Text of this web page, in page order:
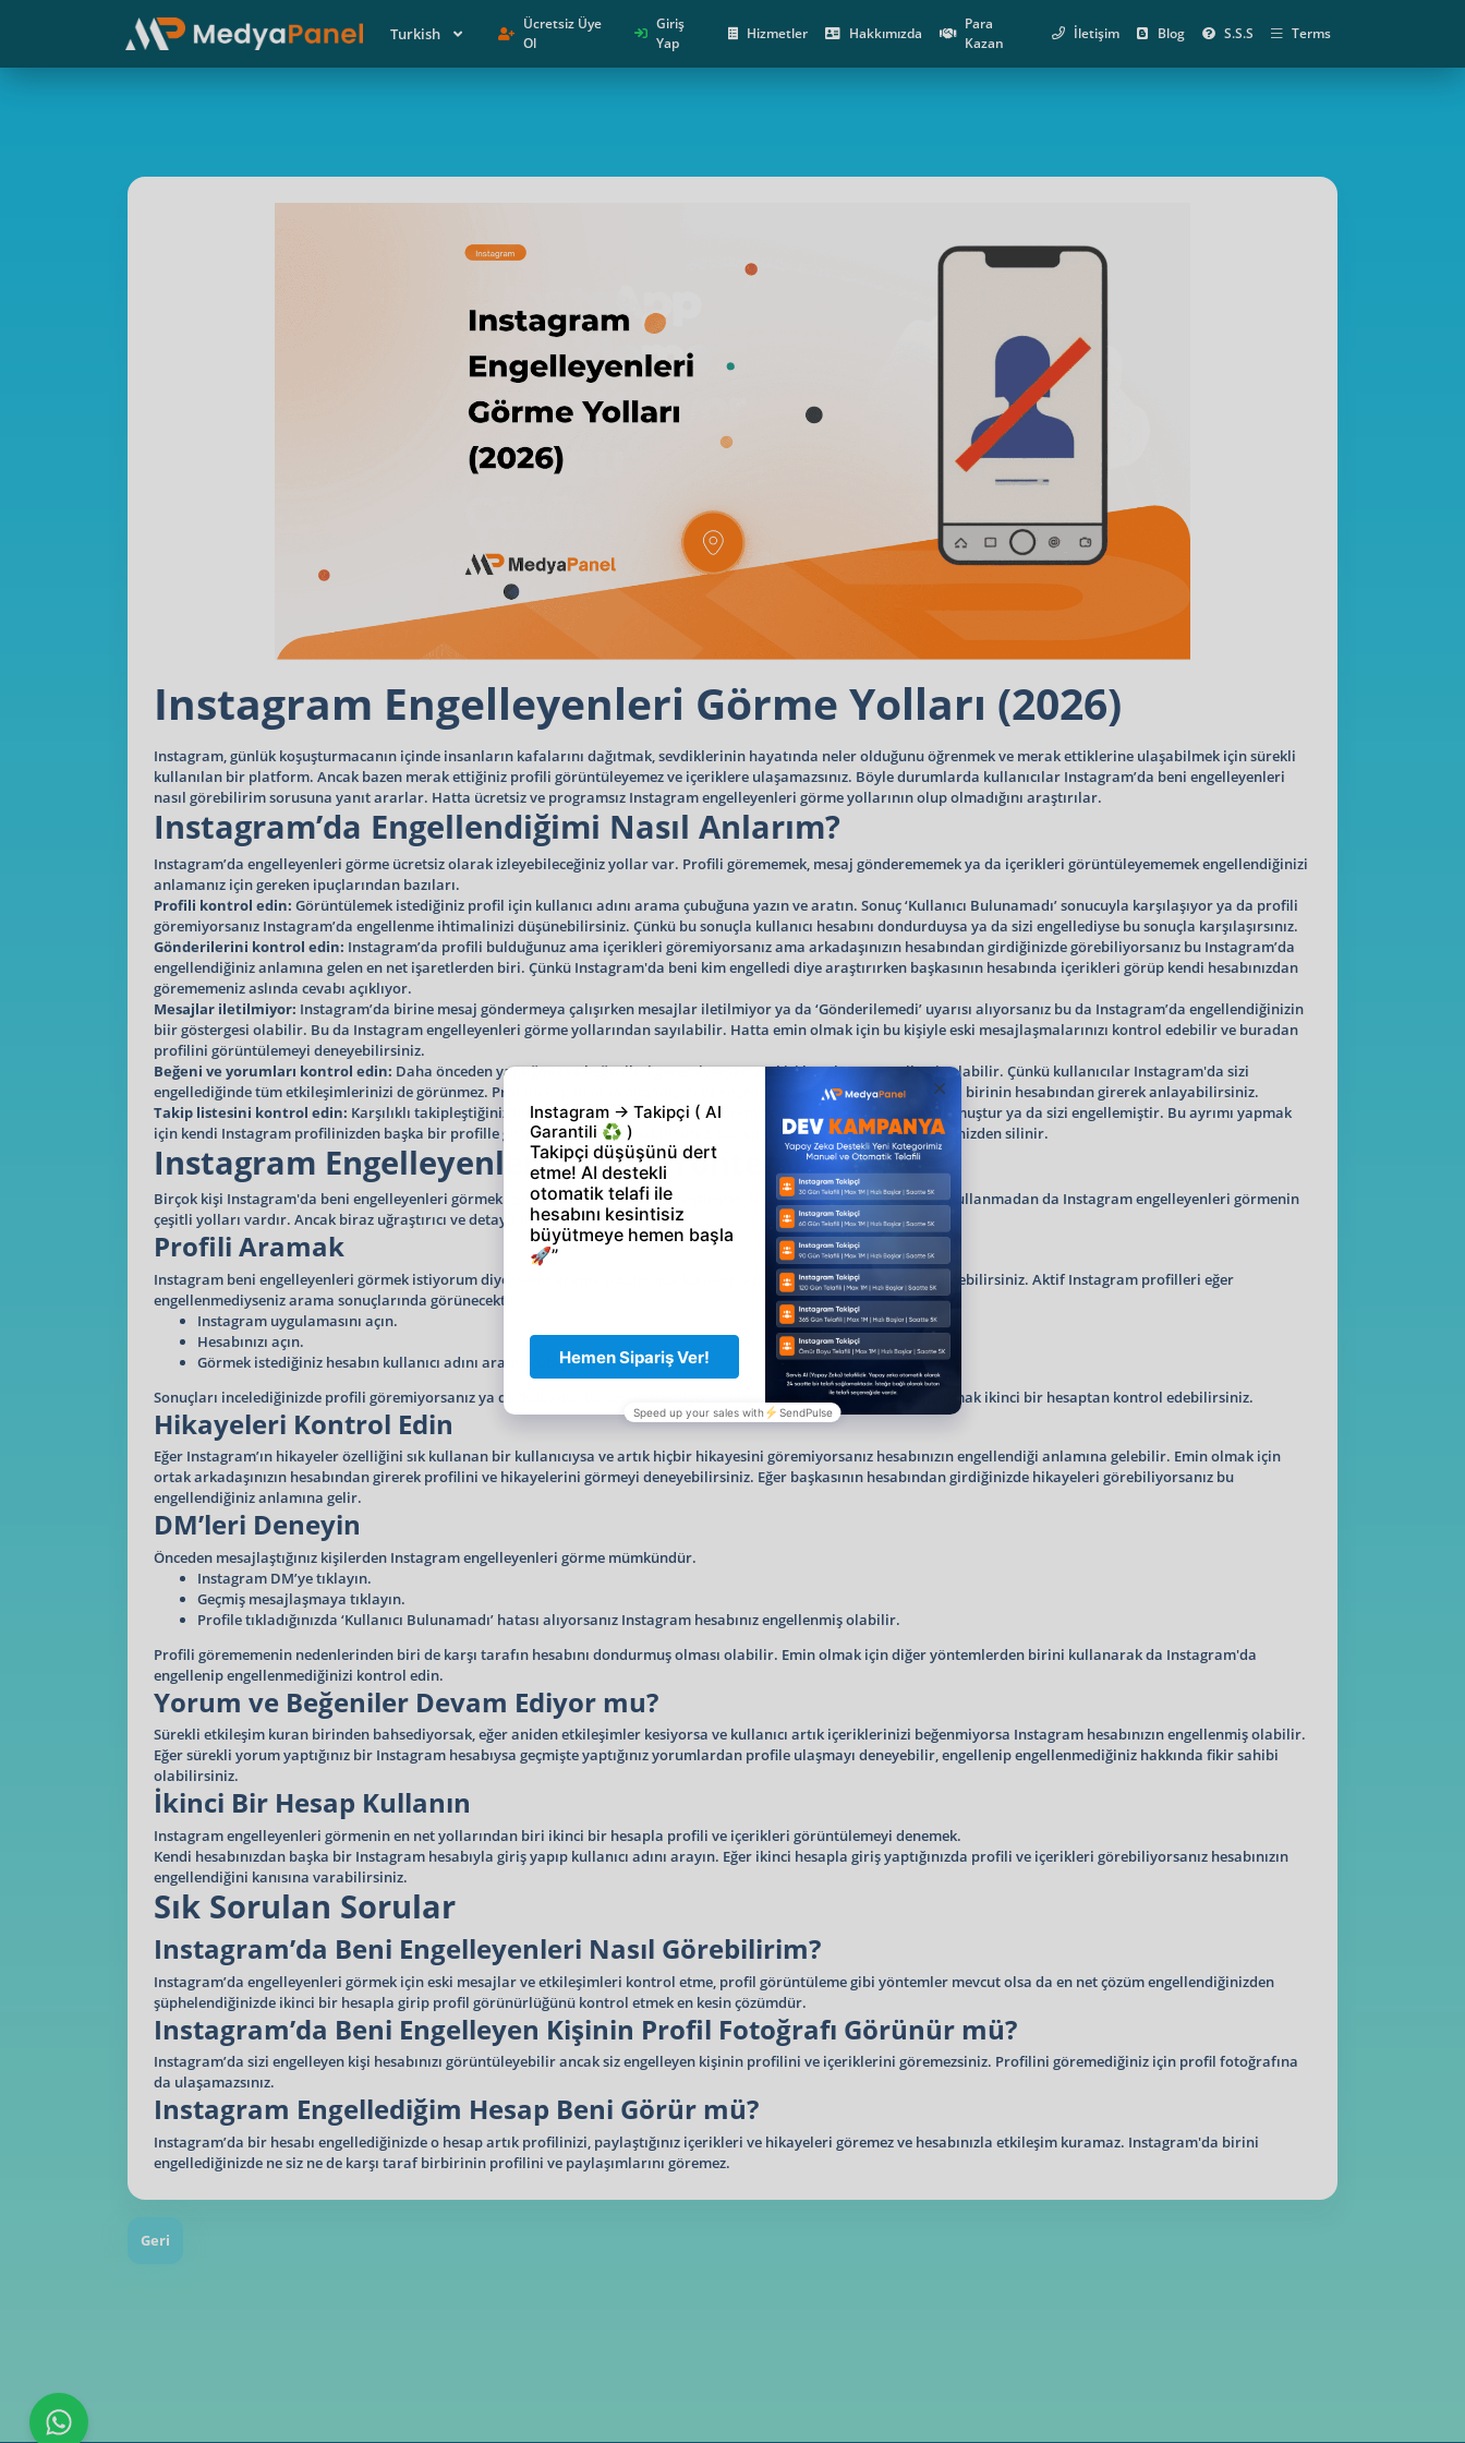
Turkish
Ücretsiz Üye
Ol
Giriş
Yap
Hizmetler Hakkımızda
Para
Kazan
İletişim Blog S.S.S Terms
Instagram Engelleyenleri Görme Yolları (2026)
Instagram, günlük koşuşturmacanın içinde insanların kafalarını dağıtmak, sevdiklerinin hayatında neler olduğunu öğrenmek ve merak ettiklerine ulaşabilmek için sürekli
kullanılan bir platform. Ancak bazen merak ettiğiniz profili görüntüleyemez ve içeriklere ulaşamazsınız. Böyle durumlarda kullanıcılar Instagram’da beni engelleyenleri
nasıl görebilirim sorusuna yanıt ararlar. Hatta ücretsiz ve programsız Instagram engelleyenleri görme yollarının olup olmadığını araştırılar.
Instagram’da Engellendiğimi Nasıl Anlarım?
Instagram’da engelleyenleri görme ücretsiz olarak izleyebileceğiniz yollar var. Profili görememek, mesaj gönderememek ya da içerikleri görüntüleyememek engellendiğinizi
anlamanız için gereken ipuçlarından bazıları.
Profili kontrol edin: Görüntülemek istediğiniz profil için kullanıcı adını arama çubuğuna yazın ve aratın. Sonuç ‘Kullanıcı Bulunamadı’ sonucuyla karşılaşıyor ya da profili
göremiyorsanız Instagram’da engellenme ihtimalinizi düşünebilirsiniz. Çünkü bu sonuçla kullanıcı hesabını dondurduysa ya da sizi engellediyse bu sonuçla karşılaşırsınız.
Gönderilerini kontrol edin: Instagram’da profili bulduğunuz ama içerikleri göremiyorsanız ama arkadaşınızın hesabından girdiğinizde görebiliyorsanız bu Instagram’da
engellendiğiniz anlamına gelen en net işaretlerden biri. Çünkü Instagram'da beni kim engelledi diye araştırırken başkasının hesabında içerikleri görüp kendi hesabınızdan
görememeniz aslında cevabı açıklıyor.
Mesajlar iletilmiyor: Instagram’da birine mesaj göndermeya çalışırken mesajlar iletilmiyor ya da ‘Gönderilemedi’ uyarısı alıyorsanız bu da Instagram’da engellendiğinizin
biir göstergesi olabilir. Bu da Instagram engelleyenleri görme yollarından sayılabilir. Hatta emin olmak için bu kişiyle eski mesajlaşmalarınızı kontrol edebilir ve buradan
profilini görüntülemeyi deneyebilirsiniz.
Beğeni ve yorumları kontrol edin: Daha önceden yaptığınız ve beğenileri göremiyorsanız o kişi hesabınızı engellemiş olabilir. Çünkü kullanıcılar Instagram'da sizi
engellediğinde tüm etkileşimlerinizi de görünmez. Profilin kapalı olup olmadığını ve engellenip engellenmediğinizi başka birinin hesabından girerek anlayabilirsiniz.
Takip listesini kontrol edin: Karşılıklı takipleştiğiniz bir kullanıcıyı takip listenizde göremiyorsanız ya hesabını dondurmuştur ya da sizi engellemiştir. Bu ayrımı yapmak
için kendi Instagram profilinizden başka bir profille girip kullanıcıyı arayabilirsiniz. Sizi engelleneyen kişiler takipçi listenizden silinir.
Instagram Engelleyenleri Görme Yöntemleri
Birçok kişi Instagram'da beni engelleyenleri görmek için ne yapabilirim diye araştırıyor. Üçüncü taraf uygulamalarını kullanmadan da Instagram engelleyenleri görmenin
çeşitli yolları vardır. Ancak biraz uğraştırıcı ve detaylıdır.
Profili Aramak
Instagram beni engelleyenleri görmek istiyorum diyorsanız arama çubuğunda kullanıcı adını sorgulayarak bir fikir edinebilirsiniz. Aktif Instagram profilleri eğer
engellenmediyseniz arama sonuçlarında görünecektir.
Instagram uygulamasını açın.
Hesabınızı açın.
Görmek istediğiniz hesabın kullanıcı adını arama çubuğuna yazın ve aratın.
Sonuçları incelediğinizde profili göremiyorsanız ya da ‘Kullanıcı Bulunamadı’ diyorsa engellenmiş olabilirsiniz. Emin olmak ikinci bir hesaptan kontrol edebilirsiniz.
Hikayeleri Kontrol Edin
Eğer Instagram’ın hikayeler özelliğini sık kullanan bir kullanıcıysa ve artık hiçbir hikayesini göremiyorsanız hesabınızın engellendiği anlamına gelebilir. Emin olmak için
ortak arkadaşınızın hesabından girerek profilini ve hikayelerini görmeyi deneyebilirsiniz. Eğer başkasının hesabından girdiğinizde hikayeleri görebiliyorsanız bu
engellendiğiniz anlamına gelir.
DM’leri Deneyin
Önceden mesajlaştığınız kişilerden Instagram engelleyenleri görme mümkündür.
Instagram DM’ye tıklayın.
Geçmiş mesajlaşmaya tıklayın.
Profile tıkladığınızda ‘Kullanıcı Bulunamadı’ hatası alıyorsanız Instagram hesabınız engellenmiş olabilir.
Profili görememenin nedenlerinden biri de karşı tarafın hesabını dondurmuş olması olabilir. Emin olmak için diğer yöntemlerden birini kullanarak da Instagram'da
engellenip engellenmediğinizi kontrol edin.
Yorum ve Beğeniler Devam Ediyor mu?
Sürekli etkileşim kuran birinden bahsediyorsak, eğer aniden etkileşimler kesiyorsa ve kullanıcı artık içeriklerinizi beğenmiyorsa Instagram hesabınızın engellenmiş olabilir.
Eğer sürekli yorum yaptığınız bir Instagram hesabıysa geçmişte yaptığınız yorumlardan profile ulaşmayı deneyebilir, engellenip engellenmediğiniz hakkında fikir sahibi
olabilirsiniz.
İkinci Bir Hesap Kullanın
Instagram engelleyenleri görmenin en net yollarından biri ikinci bir hesapla profili ve içerikleri görüntülemeyi denemek.
Kendi hesabınızdan başka bir Instagram hesabıyla giriş yapıp kullanıcı adını arayın. Eğer ikinci hesapla giriş yaptığınızda profili ve içerikleri görebiliyorsanız hesabınızın
engellendiğini kanısına varabilirsiniz.
Sık Sorulan Sorular
Instagram’da Beni Engelleyenleri Nasıl Görebilirim?
Instagram’da engelleyenleri görmek için eski mesajlar ve etkileşimleri kontrol etme, profil görüntüleme gibi yöntemler mevcut olsa da en net çözüm engellendiğinizden
şüphelendiğinizde ikinci bir hesapla girip profil görünürlüğünü kontrol etmek en kesin çözümdür.
Instagram’da Beni Engelleyen Kişinin Profil Fotoğrafı Görünür mü?
Instagram’da sizi engelleyen kişi hesabınızı görüntüleyebilir ancak siz engelleyen kişinin profilini ve içeriklerini göremezsiniz. Profilini göremediğiniz için profil fotoğrafına
da ulaşamazsınız.
Instagram Engellediğim Hesap Beni Görür mü?
Instagram’da bir hesabı engellediğinizde o hesap artık profilinizi, paylaştığınız içerikleri ve hikayeleri göremez ve hesabınızla etkileşim kuramaz. Instagram'da birini
engellediğinizde ne siz ne de karşı taraf birbirinin profilini ve paylaşımlarını göremez.
Geri